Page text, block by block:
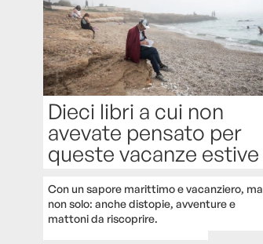
Dieci libri a cui non
avevate pensato per
queste vacanze estive
Con un sapore marittimo e vacanziero, ma
non solo: anche distopie, avventure e
mattoni da riscoprire.